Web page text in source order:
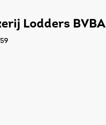
Lodders BVBA